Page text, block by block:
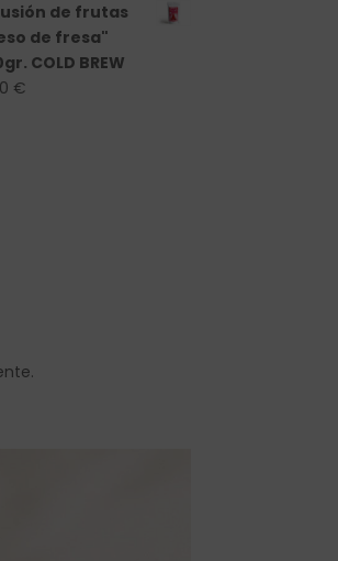
de frutas
de fresa"
COLD BREW
€